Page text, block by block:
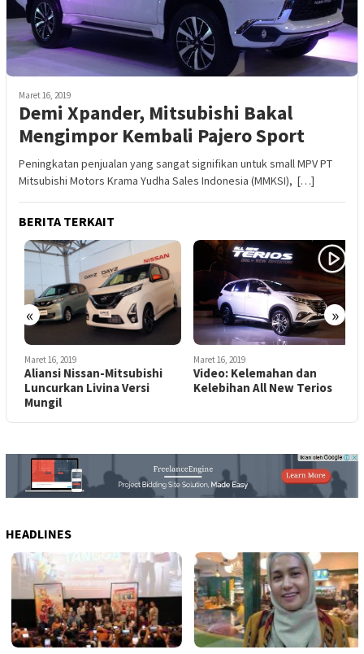
Maret 16, 2019
Demi Xpander, Mitsubishi Bakal
Mengimpor Kembali Pajero Sport
Peningkatan penjualan yang sangat signifikan untuk small MPV PT
Mitsubishi Motors Krama Yudha Sales Indonesia (MMKSI), […]
BERITA TERKAIT
« »
Maret 16, 2019
Aliansi Nissan-Mitsubishi
Luncurkan Livina Versi
Mungil
Maret 16, 2019
Video: Kelemahan dan
Kelebihan All New Terios
HEADLINES